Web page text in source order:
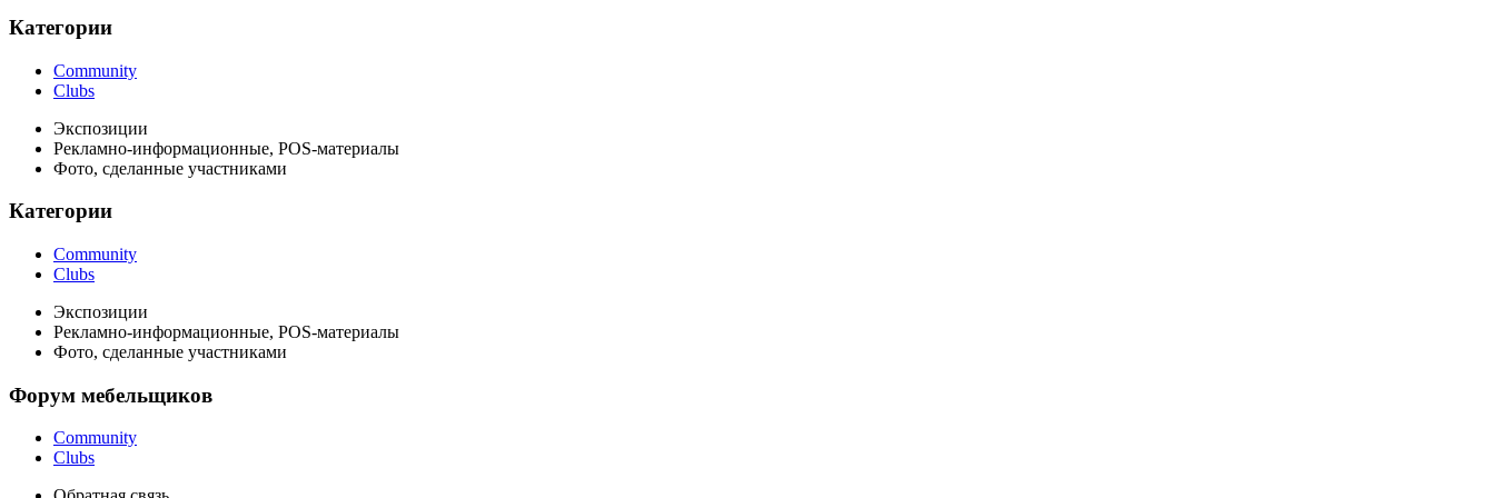
Категории
Community
Clubs
Экспозиции
Рекламно-информационные, POS-материалы
Фото, сделанные участниками
Категории
Community
Clubs
Экспозиции
Рекламно-информационные, POS-материалы
Фото, сделанные участниками
Форум мебельщиков
Community
Clubs